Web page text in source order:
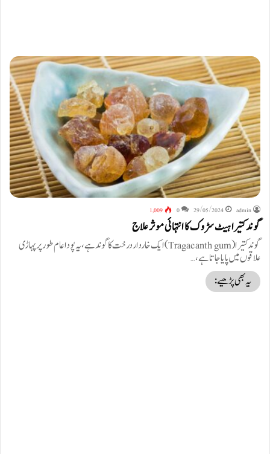
admin
29/05/2024
0
1,009
گوند کتیرا ہیٹ سڑوک کا انتہائی موثر علاج
گوند کتیرا (Tragacanth gum) ایک خاردار درخت کا گوند ہے،یہ پودا عام طور پر پہاڑی
علاقوں میں پایا جاتا ہے،…
یہ بھی پڑھیے: